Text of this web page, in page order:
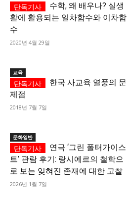
수학, 왜 배우나? 실생
활에 활용되는 일차함수와 이차함
수
2020년 4월 29일
교육
한국 사교육 열풍의 문
제점
2018년 7월 7일
문화일반
연극 ‘그린 폴터가이스
트’ 관람 후기: 랑시에르의 철학으
로 보는 잊혀진 존재에 대한 고찰
2026년 1월 7일